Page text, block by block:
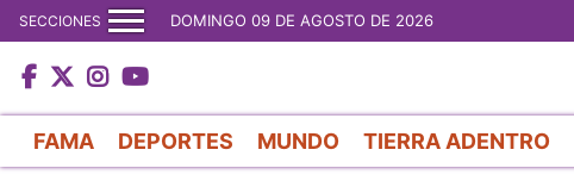
SECCIONES DOMINGO 09 DE AGOSTO DE 2026
FAMA DEPORTES MUNDO TIERRA ADENTRO